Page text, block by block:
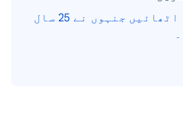
ان لمحات سے پردہ اٹھائیں جنہوں نے 25 سال